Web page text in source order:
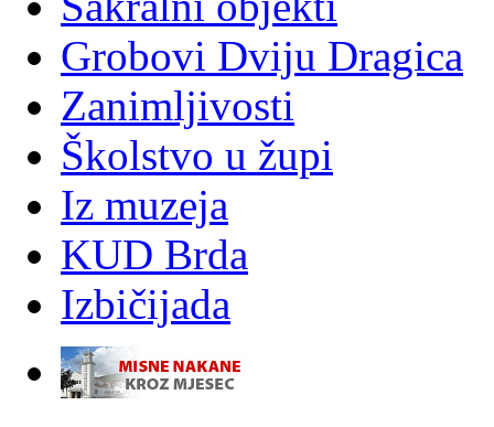
Grobovi Dviju Dragica
Zanimljivosti
Školstvo u župi
Iz muzeja
KUD Brda
Izbičijada